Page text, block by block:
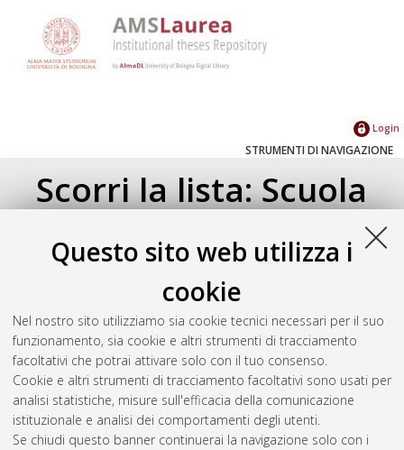
Questo sito web utilizza i
cookie
Nel nostro sito utilizziamo sia cookie tecnici necessari per il suo
funzionamento, sia cookie e altri strumenti di tracciamento
facoltativi che potrai attivare solo con il tuo consenso.
Cookie e altri strumenti di tracciamento facoltativi sono usati per
analisi statistiche, misure sull'efficacia della comunicazione
istituzionale e analisi dei comportamenti degli utenti.
Se chiudi questo banner continuerai la navigazione solo con i
Login
STRUMENTI DI NAVIGAZIONE
Scorri la lista: Scuola
Corso di studio
Ingegneria gestionale [L-DM509]
Seleziona un valore dall'elenco sottostante.
2016(2)
2011(1)